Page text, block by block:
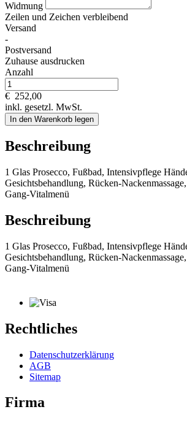
Widmung
Zeilen und Zeichen verbleibend
Versand
-
Postversand
Zuhause ausdrucken
Anzahl
€ 252,00
inkl. gesetzl. MwSt.
In den Warenkorb legen
Beschreibung
1 Glas Prosecco, Fußbad, Intensivpflege
Gesichtsbehandlung, Rücken-
Gang-Vitalmenü
Beschreibung
1 Glas Prosecco, Fußbad, Intensivpflege
Gesichtsbehandlung, Rücken-
Gang-Vitalmenü
Rechtliches
Datenschutzerklärung
AGB
Sitemap
Firma